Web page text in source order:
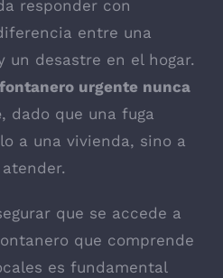
responder con
entre una
un desastre en el hogar.
urgente nunca
, dado que una fuga
a una vivienda, sino a
que se accede a
que comprende
es fundamental